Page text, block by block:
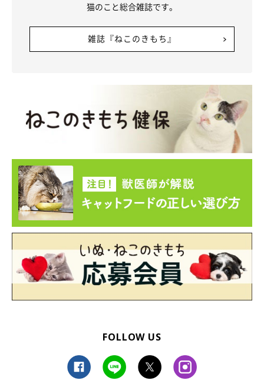
猫のこと総合雑誌です。
雑誌『ねこのきもち』
FOLLOW US